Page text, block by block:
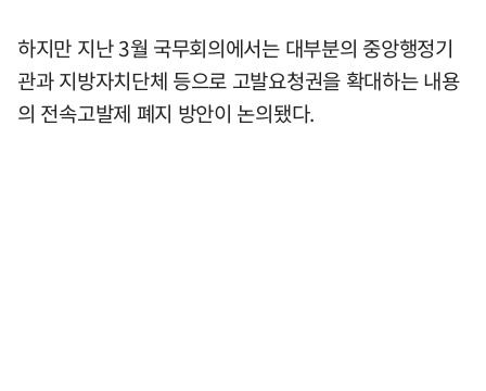
하지만 지난 3월 국무회의에서는 대부분의 중앙행정기
관과 지방자치단체 등으로 고발요청권을 확대하는 내용
의 전속고발제 폐지 방안이 논의됐다.